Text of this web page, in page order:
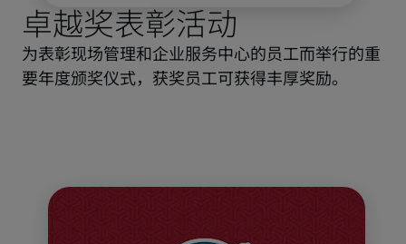
卓越奖表彰活动
为表彰现场管理和企业服务中心的员工而举行的重
要年度颁奖仪式，获奖员工可获得丰厚奖励。